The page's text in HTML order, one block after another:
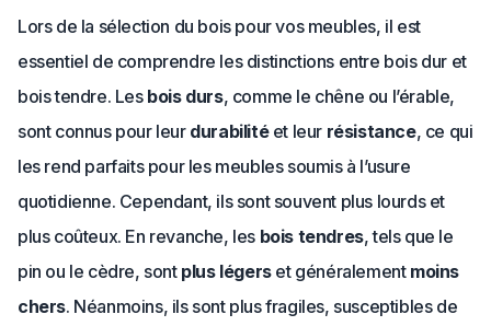
Lors de la sélection du bois pour vos meubles, il est
essentiel de comprendre les distinctions entre bois dur et
bois tendre. Les bois durs, comme le chêne ou l’érable,
sont connus pour leur durabilitéet leur résistance, ce qui
les rend parfaits pour les meubles soumis à l’usure
quotidienne. Cependant, ils sont souvent plus lourds et
plus coûteux. En revanche, les bois tendres, tels que le
pin ou le cèdre, sont plus légerset généralement moins
chers. Néanmoins, ils sont plus fragiles, susceptibles de